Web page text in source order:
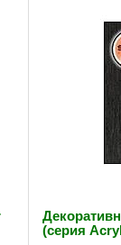
(серия